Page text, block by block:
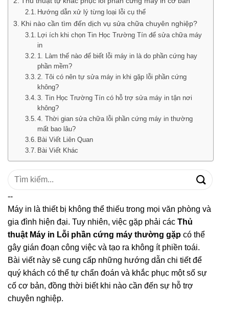
Hướng dẫn xử lý từng loại lỗi cụ thể
Khi nào cần tìm đến dịch vụ sửa chữa chuyên nghiệp?
Lợi ích khi chọn Tin Học Trường Tín để sửa chữa máy
in
1. Làm thế nào để biết lỗi máy in là do phần cứng hay
phần mềm?
2. Tôi có nên tự sửa máy in khi gặp lỗi phần cứng
không?
3. Tin Học Trường Tín có hỗ trợ sửa máy in tận nơi
không?
4. Thời gian sửa chữa lỗi phần cứng máy in thường
mất bao lâu?
Bài Viết Liên Quan
Bài Viết Khác
Tìm
--
Máy in là thiết bị không thể thiếu trong mọi văn phòng và
gia đình hiện đại. Tuy nhiên, việc gặp phải các Thủ
thuật Máy in Lỗi phần cứng máy thường gặp có thể
gây gián đoạn công việc và tạo ra không ít phiền toái.
Bài viết này sẽ cung cấp những hướng dẫn chi tiết để
quý khách có thể tự chẩn đoán và khắc phục một số sự
cố cơ bản, đồng thời biết khi nào cần đến sự hỗ trợ
chuyên nghiệp.